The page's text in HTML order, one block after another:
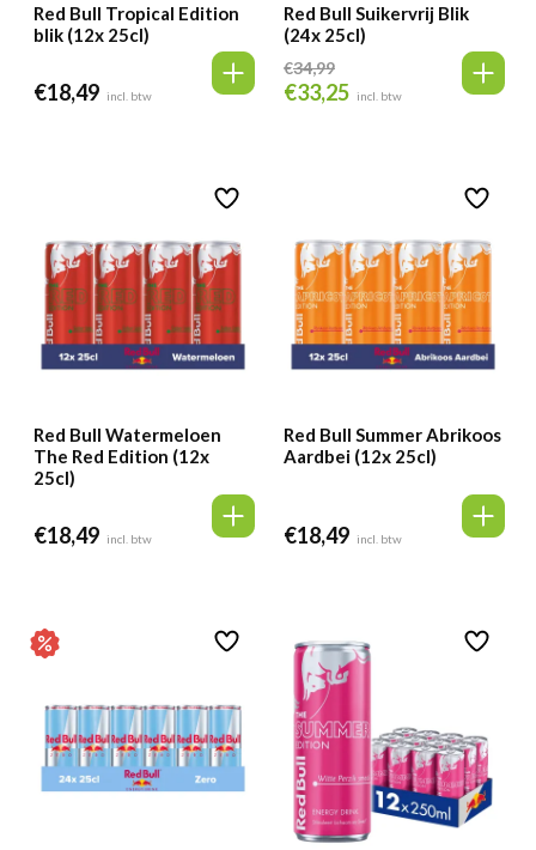
Red Bull Tropical Edition
blik (12x 25cl)
€18,49 incl. btw
Red Bull Suikervrij Blik
(24x 25cl)
€34,99
Oorspronkelijke
€33,25 Huidige
incl. btw
Red Bull Watermeloen
The Red Edition (12x
25cl)
€18,49 incl. btw
Red Bull Summer Abrikoos
Aardbei (12x 25cl)
€18,49 incl. btw